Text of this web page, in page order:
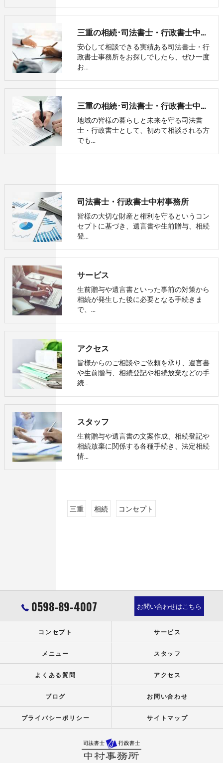
三重の相続･司法書士・行政書士中村事務所の評判
安心して相談できる実績ある司法書士・行
政書士事務所をお探しでしたら、ぜひ一度
お…
三重の相続･司法書士・行政書士中村事務所のお客様の声
地域の皆様の暮らしと未来を守る司法書
士・行政書士として、初めて相談される方
でも…
司法書士・行政書士中村事務所
皆様の大切な財産と権利を守るというコン
セプトに基づき、遺言書や生前贈与、相続
登…
サービス
生前贈与や遺言書といった事前の対策から
相続が発生した後に必要となる手続きま
で、…
アクセス
皆様からのご相談やご依頼を承り、遺言書
や生前贈与、相続登記や相続放棄などの手
続…
スタッフ
生前贈与や遺言書の文案作成、相続登記や
相続放棄に関係する各種手続き、法定相続
情…
三重 相続 コンセプト
0598-89-4007 お問い合わせはこちら
コンセプト サービス
メニュー スタッフ
よくある質問 アクセス
ブログ お問い合わせ
プライバシーポリシー サイトマップ